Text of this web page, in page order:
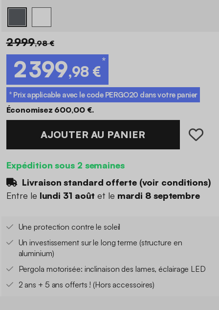
2 999,98 €
2 399,98 €
*
* Prix applicable avec le code PERGO20 dans votre panier
Économisez 600,00 €.
AJOUTER AU PANIER
Expédition sous 2 semaines
Livraison standard offerte (voir conditions)
Entre le lundi 31 août et le mardi 8 septembre
Une protection contre le soleil
Un investissement sur le long terme (structure en
aluminium)
Pergola motorisée: inclinaison des lames, éclairage LED
2 ans + 5 ans offerts ! (Hors accessoires)